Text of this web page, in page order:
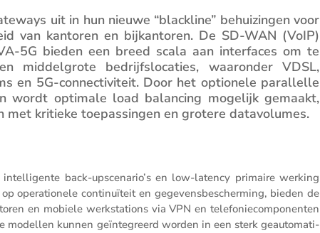
uit in hun nieuwe “blackline” behui­zingen voor
van kantoren en bijkan­toren. De SD-WAN (VoIP)
5G bieden een breed scala aan inter­faces om te
middel­grote bedrijfs­lo­ca­ties, waaronder VDSL,
en 5G-connec­ti­vi­teit. Door het optio­nele paral­lelle
wordt optimale load balan­cing mogelijk gemaakt,
kritieke toepas­singen en grotere datavolumes.
back-upscenario’s en low-latency primaire werking
opera­ti­o­nele conti­nu­ï­teit en gegevens­be­scher­ming, bieden de
en mobiele werksta­tions via VPN en telefo­nie­com­po­nenten
modellen kunnen geïnte­greerd worden in een sterk geauto­ma­ti­